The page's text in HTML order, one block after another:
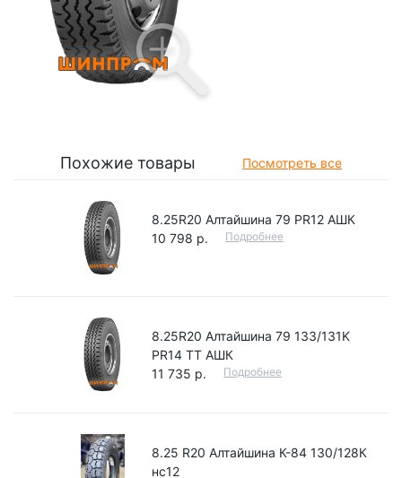
Похожие товары Посмотреть все
8.25R20 Алтайшина 79 PR12 АШК
10 798 р.
Подробнее
8.25R20 Алтайшина 79 133/131K
PR14 TT АШК
11 735 р.
Подробнее
8.25 R20 Алтайшина К-84 130/128К
нс12